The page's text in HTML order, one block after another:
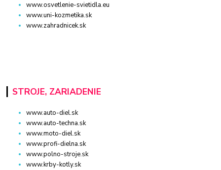
www.osvetlenie-svietidla.eu
www.uni-kozmetika.sk
www.zahradnicek.sk
STROJE, ZARIADENIE
www.auto-diel.sk
www.auto-techna.sk
www.moto-diel.sk
www.profi-dielna.sk
www.polno-stroje.sk
www.krby-kotly.sk